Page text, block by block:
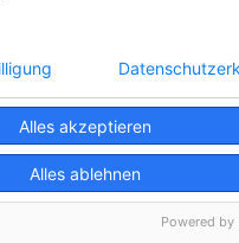
IDM Südtirol
Alles akzeptieren
Alles ablehnen
Powered by